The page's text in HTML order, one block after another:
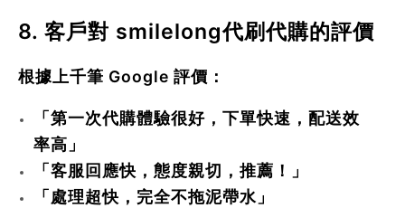
8. 客戶對 smilelong代刷代購的評價
根據上千筆 Google 評價：
「第一次代購體驗很好，下單快速，配送效
率高」
「客服回應快，態度親切，推薦！」
「處理超快，完全不拖泥帶水」